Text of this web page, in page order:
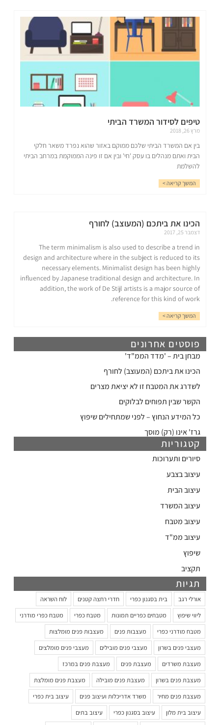
פוסטים אחרונים
מבחן בית – 'מדד הממ"ד'
הכינו את ביתכם (המעוצב) לחורף
לשדרג את המטבח זו לא יציאת מצרים
הקשר שבין תפוחים לבלוקים
כל המידע הנחוץ – לפני שמתחילים שיפוץ
גרז' אינו (רק) מוסך
קטגוריות
סיורים ותערוכות
עיצוב בצבע
עיצוב הבית
עיצוב המשרד
עיצוב מטבח
עיצוב ממ"ד
שיפוץ
תקציב
תגיות
אורלי רגב בית בסגנון כפרי חדרי רחצה קטנים
לוח השראה
ליווי שיפוץ
מטבחים כפריים תמונות מטבח כפרי
מטבח כפרי מודרני
מטבח מודרני כפרי
מעצבות פנים
מעצבות פנים מומלצות
מעצבי פנים בשרון
מעצבי פנים מובילים
מעצבי פנים מומלצים
מעצבת משרדים
מעצבת פנים
מעצבת פנים במרכז
מעצבת פנים בשרון
מעצבת פנים מובילה
מעצבת פנים מומלצת
מעצבת פנים מחיר
משרד אדריכלות ועיצוב פנים
עיצוב בית כפרי
עיצוב בית מלון
עיצוב בסגנון כפרי
עיצוב בתים
טיפים לסידור המשרד הביתי
מרץ 26, 2018
בין אם המשרד הביתי שלכם ממוקם באזור שהוא נפרד משאר חלקי
הבית ואתם מנהלים בו עסק 'חי' ובין אם זו פינה הממוקמת במרחב הביתי
להשלמת
המשך קריאה >
הכינו את ביתכם (המעוצב) לחורף
דצמבר 25, 2017
The term minimalism is also used to describe a trend in
design and architecture where in the subject is reduced to its
necessary elements. Minimalist design has been highly
influenced by Japanese traditional design and architecture. In
addition, the work of De Stijl artists is a major source of
reference for this kind of work.
המשך קריאה >